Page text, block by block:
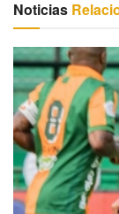
Noticias